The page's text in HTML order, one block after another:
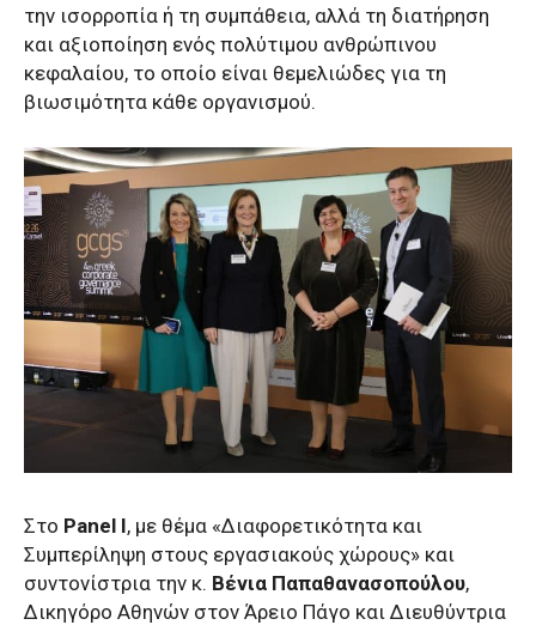
την ισορροπία ή τη συμπάθεια, αλλά τη διατήρηση
και αξιοποίηση ενός πολύτιμου ανθρώπινου
κεφαλαίου, το οποίο είναι θεμελιώδες για τη
βιωσιμότητα κάθε οργανισμού.
Στο Panel Ι, με θέμα «Διαφορετικότητα και
Συμπερίληψη στους εργασιακούς χώρους» και
συντονίστρια την κ. Βένια Παπαθανασοπούλου,
Δικηγόρο Αθηνών στον Άρειο Πάγο και Διευθύντρια